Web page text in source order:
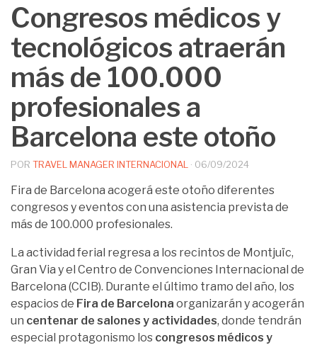
Congresos médicos y
tecnológicos atraerán
más de 100.000
profesionales a
Barcelona este otoño
POR TRAVEL MANAGER INTERNACIONAL · 06/09/2024
Fira de Barcelona acogerá este otoño diferentes
congresos y eventos con una asistencia prevista de
más de 100.000 profesionales.
La actividad ferial regresa a los recintos de Montjuïc,
Gran Via y el Centro de Convenciones Internacional de
Barcelona (CCIB). Durante el último tramo del año, los
espacios de Fira de Barcelona organizarán y acogerán
un centenar de salones y actividades, donde tendrán
especial protagonismo los congresos médicos y